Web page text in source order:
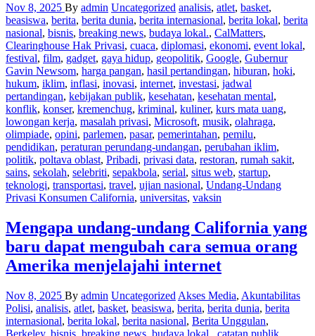
Nov 8, 2025 By admin Uncategorized analisis, atlet, basket,
beasiswa, berita, berita dunia, berita internasional, berita lokal, berita
nasional, bisnis, breaking news, budaya lokal., CalMatters,
Clearinghouse Hak Privasi, cuaca, diplomasi, ekonomi, event lokal,
festival, film, gadget, gaya hidup, geopolitik, Google, Gubernur
Gavin Newsom, harga pangan, hasil pertandingan, hiburan, hoki,
hukum, iklim, inflasi, inovasi, internet, investasi, jadwal
pertandingan, kebijakan publik, kesehatan, kesehatan mental,
konflik, konser, kremenchug, kriminal, kuliner, kurs mata uang,
lowongan kerja, masalah privasi, Microsoft, musik, olahraga,
olimpiade, opini, parlemen, pasar, pemerintahan, pemilu,
pendidikan, peraturan perundang-undangan, perubahan iklim,
politik, poltava oblast, Pribadi, privasi data, restoran, rumah sakit,
sains, sekolah, selebriti, sepakbola, serial, situs web, startup,
teknologi, transportasi, travel, ujian nasional, Undang-Undang
Privasi Konsumen California, universitas, vaksin
Mengapa undang-undang California yang
baru dapat mengubah cara semua orang
Amerika menjelajahi internet
Nov 8, 2025 By admin Uncategorized Akses Media, Akuntabilitas
Polisi, analisis, atlet, basket, beasiswa, berita, berita dunia, berita
internasional, berita lokal, berita nasional, Berita Unggulan,
Berkeley, bisnis breaking news budaya lokal. catatan publik